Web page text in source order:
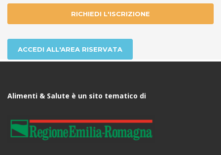
RICHIEDI L'ISCRIZIONE
ACCEDI ALL'AREA RISERVATA
Alimenti & Salute è un sito tematico di